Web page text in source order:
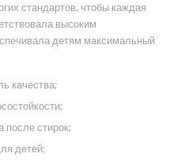
стандартов, чтобы каждая
высоким
детям максимальный
качества;
стирок;
детей;